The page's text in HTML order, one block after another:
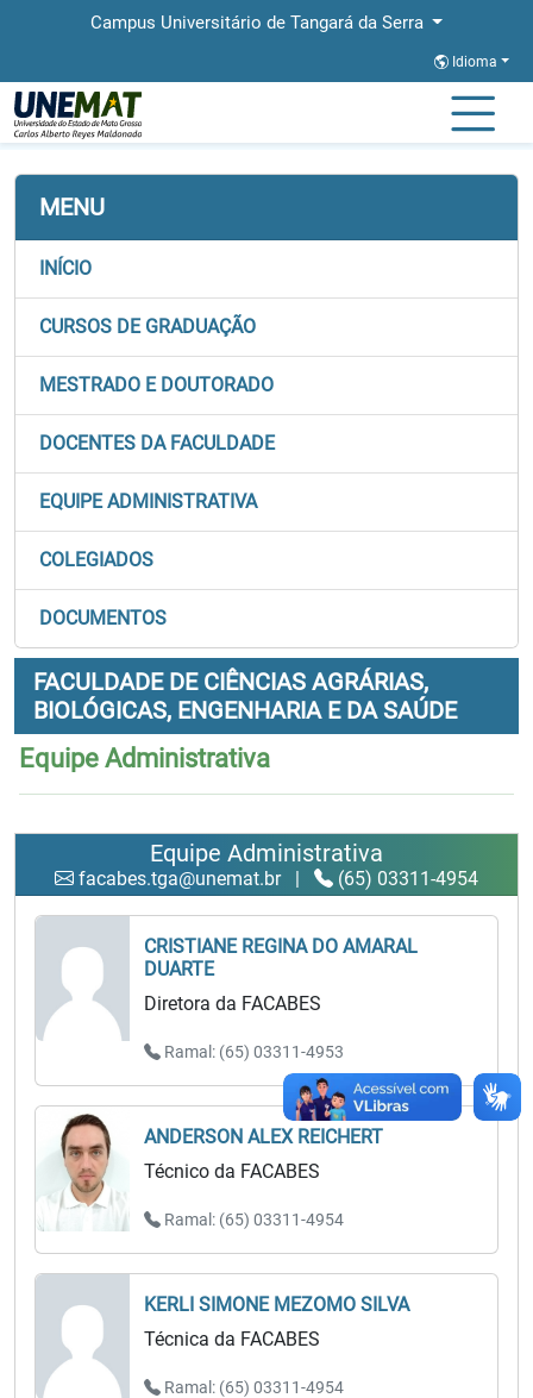
Campus Universitário de Tangará da Serra
Idioma
Página Inicial Equipe Administrativa
MENU
INÍCIO
CURSOS DE GRADUAÇÃO
MESTRADO E DOUTORADO
DOCENTES DA FACULDADE
EQUIPE ADMINISTRATIVA
COLEGIADOS
DOCUMENTOS
FACULDADE DE CIÊNCIAS AGRÁRIAS,
BIOLÓGICAS, ENGENHARIA E DA SAÚDE
Equipe Administrativa
Equipe Administrativa
facabes.tga@unemat.br | (65) 03311-4954
CRISTIANE REGINA DO AMARAL
DUARTE
Diretora da FACABES
Ramal: (65) 03311-4953
ANDERSON ALEX REICHERT
Técnico da FACABES
Ramal: (65) 03311-4954
KERLI SIMONE MEZOMO SILVA
Técnica da FACABES
Ramal: (65) 03311-4954